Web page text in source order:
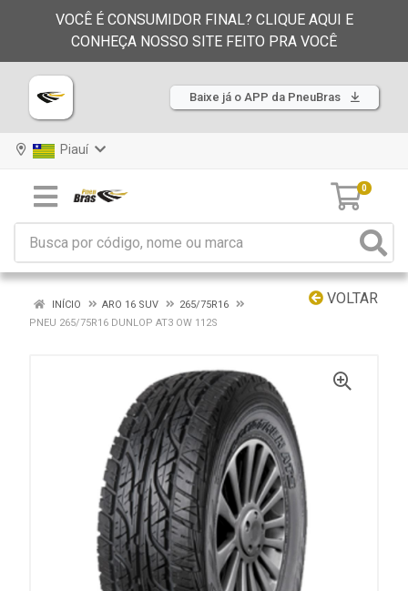
VOCÊ É CONSUMIDOR FINAL? CLIQUE AQUI E
CONHEÇA NOSSO SITE FEITO PRA VOCÊ
Baixe já o APP da PneuBras
Piauí
0
VOLTAR
INÍCIO ARO 16 SUV
265/75R16
PNEU 265/75R16 DUNLOP AT3 OW 112S